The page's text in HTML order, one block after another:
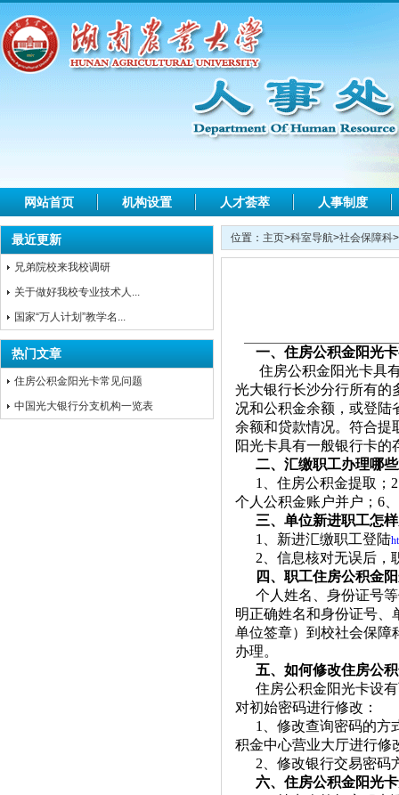
网站首页 机构设置 人才荟萃 人事制度
最近更新
兄弟院校来我校调研
关于做好我校专业技术人...
国家“万人计划”教学名...
热门文章
住房公积金阳光卡常见问题
中国光大银行分支机构一览表
位置： 主页>科室导航>社会保障科>
一、住房公积金阳光
住房公积金阳光卡具
光大银行长沙分行所有的
况和公积金余额，或登陆
余额和贷款情况。符合提
阳光卡具有一般银行卡的
二、汇缴职工办理哪
1
、住房公积金提取； 2
个人公积金账户并户； 6
三、单位新进职工怎
1
、新进汇缴职工登陆
2 、信息核对无误后
四、职工住房公积金
个人姓名、身份证号
明正确姓名和身份证号、
单位签章）到校社会保障
办理。
五、如何修改住房公
住房公积金阳光卡设
对初始密码进行修改：
1
、修改查询密码的方
积金中心营业大厅进行修
2 、修改银行交易密
六、住房公积金阳光